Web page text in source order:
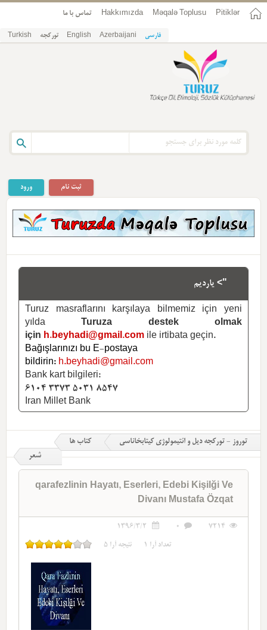
Pitiklər
Məqalə Toplusu
Hakkımızda تماس با ما
فارسی Azerbaijani
English تورکجه Turkish
ورود ثبت نام
"> یاردیم
Turuz masraflarını karşılaya bilmemiz için yeni
yılda
Turuza destek olmak
için h.beyhadi@gmail.com ile irtibata geçin.
Bağışlarınızı bu E-postaya
bildirin: h.beyhadi@gmail.com
Bank kart bilgileri:
6104 3373 5031 8547
Iran Millet Bank
توروز - تورکجه دیل و ائتیمولوژی کیتابخاناسی
کتاب ها
شعر
qarafezlinin Hayatı, Eserleri, Edebi Kişilği Ve
Divanı Mustafa Özqat
7214
0
1396/3/2
تعداد آرا 1 نتیجه آرا 5